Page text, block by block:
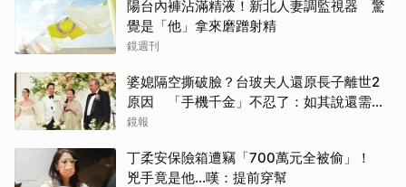
陽台內褲沾滿精液！新北人妻調監視器 驚
覺是「他」拿來磨蹭射精
鏡週刊
婆媳隔空撕破臉？台玻夫人還原長子離世2
原因 「手機千金」不忍了：如其說還需要
離開嗎？
鏡報
丁柔安保險箱遭竊「700萬元全被偷」！
兇手竟是他...嘆：提前穿幫